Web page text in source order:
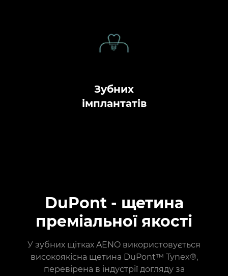
Зубних
імплантатів
DuPont - щетина
преміальної якості
У зубних щітках AENO використовується
високоякісна щетина DuPont™ Tynex®,
перевірена в індустрії догляду за